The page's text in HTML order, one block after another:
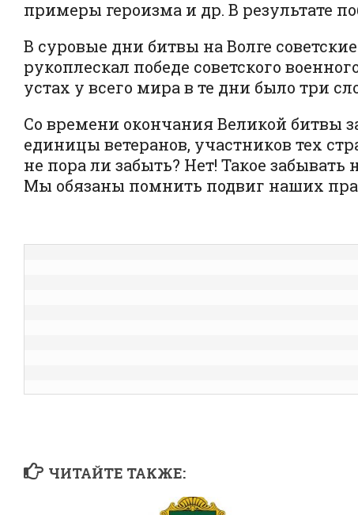
примеры героизма и др. В результате
В суровые дни битвы на Волге
рукоплескал победе советского
устах у всего мира в те дни было три
Со времени окончания Великой битвы
единицы ветеранов, участников тех
не пора ли забыть? Нет! Такое
Мы обязаны помнить подвиг наших
ЧИТАЙТЕ ТАКЖЕ: